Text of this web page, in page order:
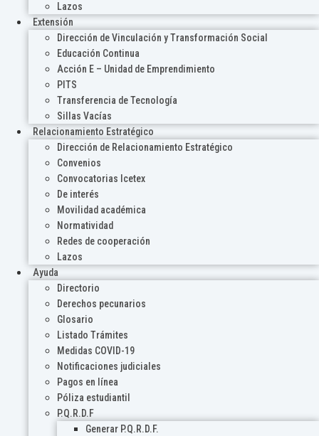
Lazos
Extensión
Dirección de Vinculación y Transformación Social
Educación Continua
Acción E – Unidad de Emprendimiento
PITS
Transferencia de Tecnología
Sillas Vacías
Relacionamiento Estratégico
Dirección de Relacionamiento Estratégico
Convenios
Convocatorias Icetex
De interés
Movilidad académica
Normatividad
Redes de cooperación
Lazos
Ayuda
Directorio
Derechos pecunarios
Glosario
Listado Trámites
Medidas COVID-19
Notificaciones judiciales
Pagos en línea
Póliza estudiantil
P.Q.R.D.F
Generar P.Q.R.D.F.